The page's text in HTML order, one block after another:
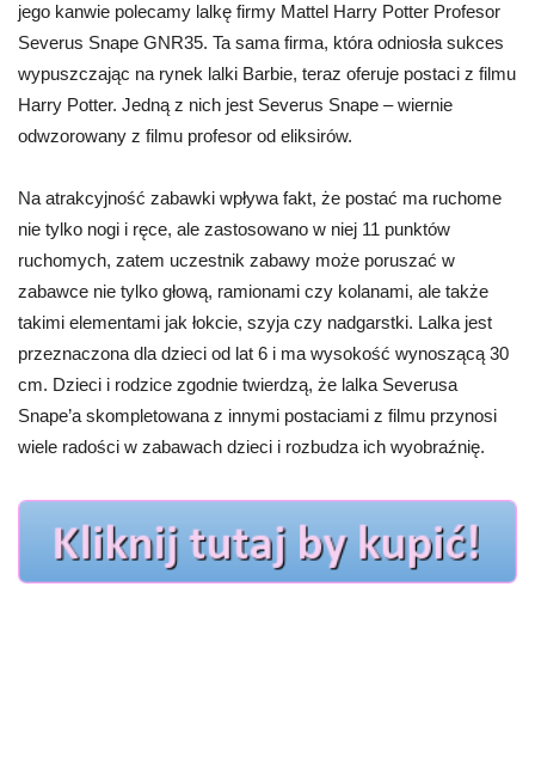
jego kanwie polecamy lalkę firmy Mattel Harry Potter Profesor
Severus Snape GNR35. Ta sama firma, która odniosła sukces
wypuszczając na rynek lalki Barbie, teraz oferuje postaci z filmu
Harry Potter. Jedną z nich jest Severus Snape – wiernie
odwzorowany z filmu profesor od eliksirów.
Na atrakcyjność zabawki wpływa fakt, że postać ma ruchome
nie tylko nogi i ręce, ale zastosowano w niej 11 punktów
ruchomych, zatem uczestnik zabawy może poruszać w
zabawce nie tylko głową, ramionami czy kolanami, ale także
takimi elementami jak łokcie, szyja czy nadgarstki. Lalka jest
przeznaczona dla dzieci od lat 6 i ma wysokość wynoszącą 30
cm. Dzieci i rodzice zgodnie twierdzą, że lalka Severusa
Snape’a skompletowana z innymi postaciami z filmu przynosi
wiele radości w zabawach dzieci i rozbudza ich wyobraźnię.